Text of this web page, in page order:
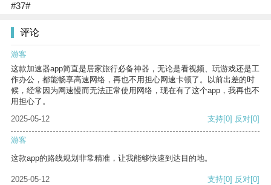
#37#
评论
游客
这款加速器app简直是居家旅行必备神器，无论是看视频、玩游戏还是工
作办公，都能畅享高速网络，再也不用担心网速卡顿了。以前出差的时
候，经常因为网速慢而无法正常使用网络，现在有了这个app，我再也不
用担心了。
2025-05-12
支持[0] 反对[0]
游客
这款app的路线规划非常精准，让我能够快速到达目的地。
2025-05-12 支持[0] 反对[0]